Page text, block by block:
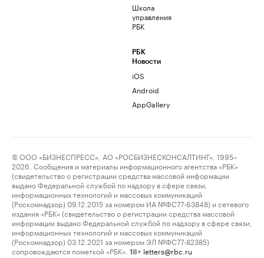
Школа
управления
РБК
РБК
Новости
iOS
Android
AppGallery
© ООО «БИЗНЕСПРЕСС», АО «РОСБИЗНЕСКОНСАЛТИНГ», 1995–
2026. Сообщения и материалы информационного агентства «РБК»
(свидетельство о регистрации средства массовой информации
выдано Федеральной службой по надзору в сфере связи,
информационных технологий и массовых коммуникаций
(Роскомнадзор) 09.12.2015 за номером ИА №ФС77-63848) и сетевого
издания «РБК» (свидетельство о регистрации средства массовой
информации выдано Федеральной службой по надзору в сфере связи,
информационных технологий и массовых коммуникаций
(Роскомнадзор) 03.12.2021 за номером ЭЛ №ФС77-82385)
сопровождаются пометкой «РБК».
18+ letters@rbc.ru